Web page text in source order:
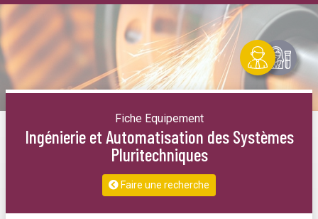
Fiche Equipement
Ingénierie et Automatisation des Systèmes
Pluritechniques
Faire une recherche